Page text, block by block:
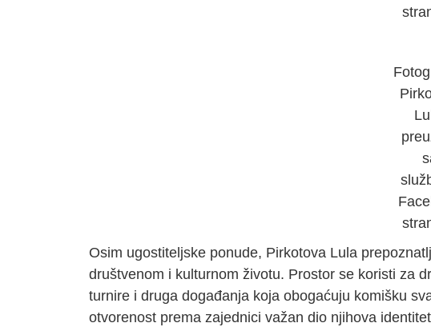
Osim ugostiteljske ponude, Pirkotova Lula
društvenom i kulturnom životu. Prostor se koristi za
turnire i druga događanja koja obogaćuju komišku
otvorenost prema zajednici važan dio njihova